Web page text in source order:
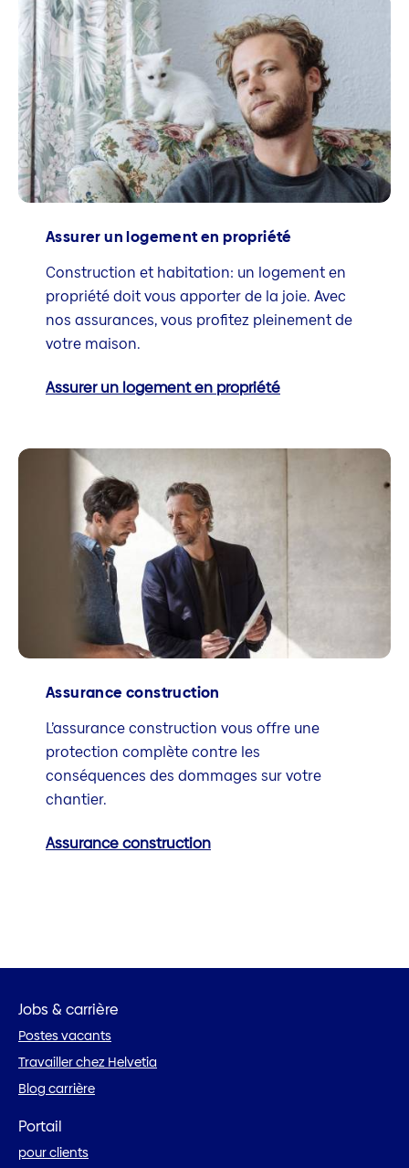
Assurer un logement en propriété
Construction et habitation: un logement en
propriété doit vous apporter de la joie. Avec
nos assurances, vous profitez pleinement de
votre maison.
Assurer un logement en propriété
Assurance construction
L’assurance construction vous offre une
protection complète contre les
conséquences des dommages sur votre
chantier.
Assurance construction
Jobs & carrière
Postes vacants
Travailler chez Helvetia
Blog carrière
Portail
pour clients